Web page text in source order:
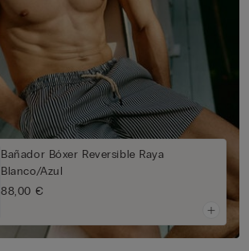
Bañador Bóxer Reversible Raya
Blanco/Azul
88,00 €